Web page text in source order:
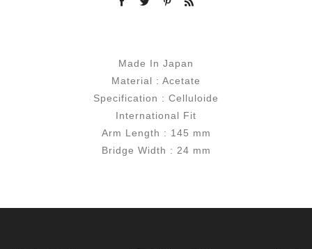
Made In Japan
Material : Acetate
Specification : Celluloide
International Fit
Arm Length : 145 mm
Bridge Width : 24 mm